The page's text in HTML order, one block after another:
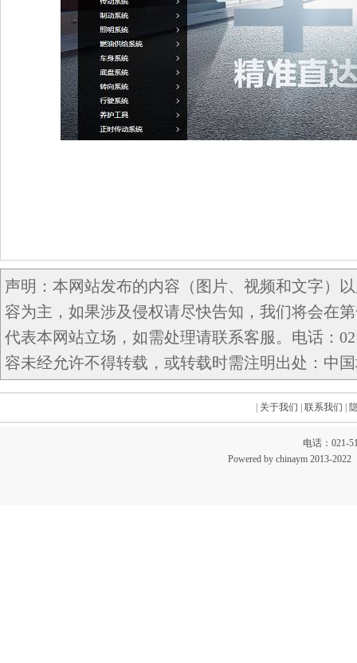
声明：本网站发布的内容（图片、视频和文字）
容为主，如果涉及侵权请尽快告知，我们将会在
代表本网站立场，如需处理请联系客服。电话：
容未经允许不得转载，或转载时需注明出处：中国
关于我们 联系我们
电话：021-
Powered by chinaym 2013-